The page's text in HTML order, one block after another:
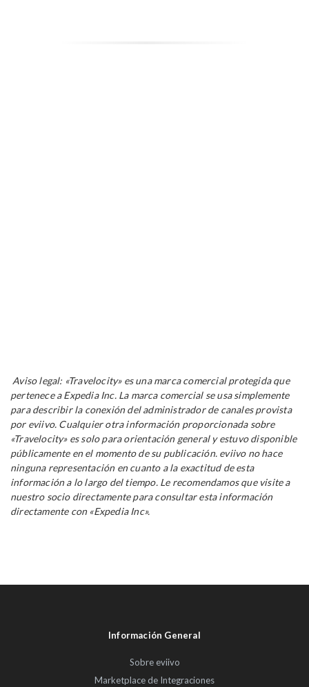
Aviso legal: «Travelocity» es una marca comercial protegida que
pertenece a Expedia Inc. La marca comercial se usa simplemente
para describir la conexión del administrador de canales provista
por eviivo. Cualquier otra información proporcionada sobre
«Travelocity» es solo para orientación general y estuvo disponible
públicamente en el momento de su publicación. eviivo no hace
ninguna representación en cuanto a la exactitud de esta
información a lo largo del tiempo. Le recomendamos que visite a
nuestro socio directamente para consultar esta información
directamente con «Expedia Inc».
Información General
Sobre eviivo
Marketplace de Integraciones